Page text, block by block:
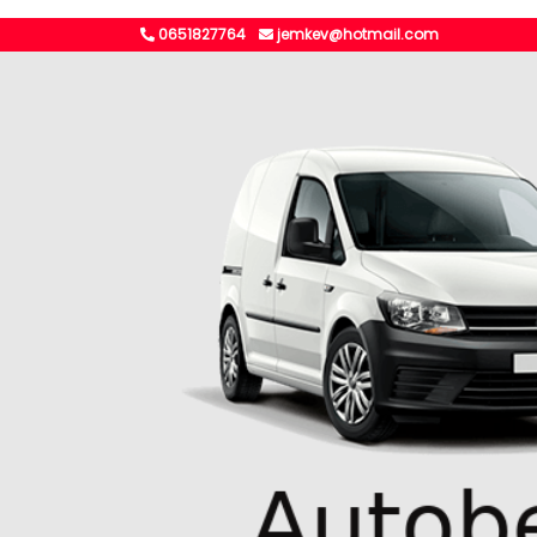
0651827764 jemkev@hotmail.com